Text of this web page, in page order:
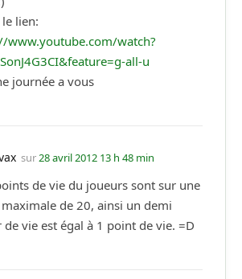
lien:
www.youtube.com/watch?
all-u
journée a vous
sur28 avril 2012 13 h 48 min
de vie du joueurs sont sur une
maximale de 20, ainsi un demi
vie est égal à 1 point de vie. =D